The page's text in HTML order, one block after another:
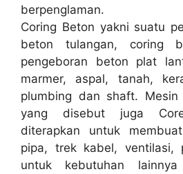
berpenglaman.
Coring Beton yakni suatu
beton tulangan, coring
pengeboran beton plat
marmer, aspal, tanah,
plumbing dan shaft.
yang disebut juga
diterapkan untuk
pipa, trek kabel, ventilasi,
untuk kebutuhan